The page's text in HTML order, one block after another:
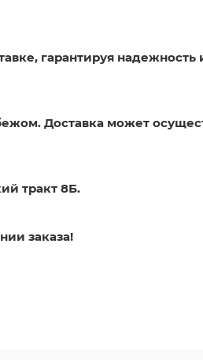
гарантируя надежность
Доставка может
тракт 8Б.
заказа!